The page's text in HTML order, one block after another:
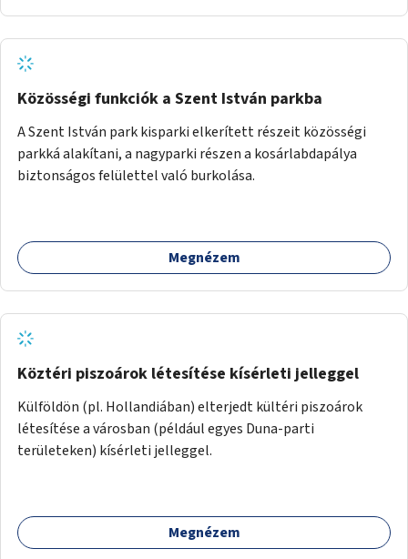
Közösségi funkciók a Szent István parkba
A Szent István park kisparki elkerített részeit közösségi
parkká alakítani, a nagyparki részen a kosárlabdapálya
biztonságos felülettel való burkolása.
Megnézem
Köztéri piszoárok létesítése kísérleti jelleggel
Külföldön (pl. Hollandiában) elterjedt kültéri piszoárok
létesítése a városban (például egyes Duna-parti
területeken) kísérleti jelleggel.
Megnézem